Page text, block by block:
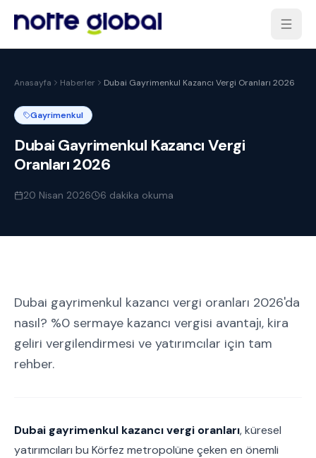
Anasayfa Haberler Dubai Gayrimenkul Kazancı Vergi Oranları 2026
Gayrimenkul
Dubai Gayrimenkul Kazancı Vergi
Oranları 2026
20 Nisan 2026 6 dakika okuma
Dubai gayrimenkul kazancı vergi oranları 2026'da
nasıl? %0 sermaye kazancı vergisi avantajı, kira
geliri vergilendirmesi ve yatırımcılar için tam
rehber.
Dubai gayrimenkul kazancı vergi oranları, küresel
yatırımcıları bu Körfez metropolüne çeken en önemli